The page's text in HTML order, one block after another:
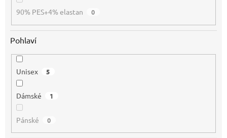
90% PES+4% elastan 0
Pohlaví
Unisex 5
Dámské 1
Pánské 0